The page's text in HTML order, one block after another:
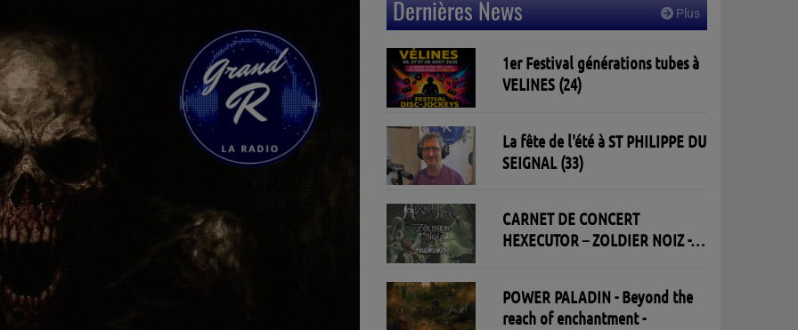
Plus
Dernières News
1er Festival générations tubes à
VELINES (24)
La fête de l'été à ST PHILIPPE DU
SEIGNAL (33)
CARNET DE CONCERT
HEXECUTOR – ZOLDIER NOIZ -
POWER PALADIN - Beyond the
reach of enchantment -